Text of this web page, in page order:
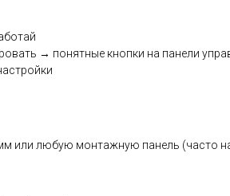
→ понятные кнопки на панели
или любую монтажную панель (часто